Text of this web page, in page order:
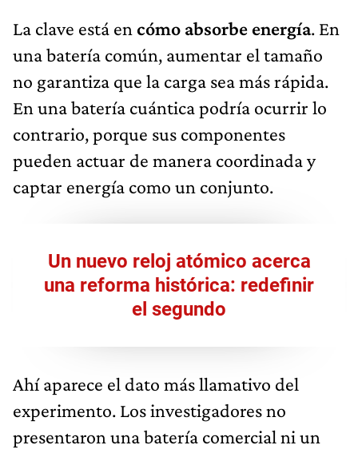
La clave está en cómo absorbe energía. En
una batería común, aumentar el tamaño
no garantiza que la carga sea más rápida.
En una batería cuántica podría ocurrir lo
contrario, porque sus componentes
pueden actuar de manera coordinada y
captar energía como un conjunto.
Un nuevo reloj atómico acerca
una reforma histórica: redefinir
el segundo
Ahí aparece el dato más llamativo del
experimento. Los investigadores no
presentaron una batería comercial ni un